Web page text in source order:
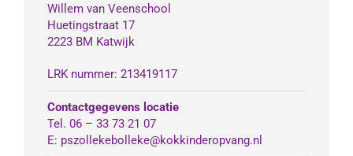
Willem van Veenschool
Huetingstraat 17
2223 BM Katwijk
LRK nummer: 213419117
Contactgegevens locatie
Tel. 06 – 33 73 21 07
E: pszollekebolleke@kokkinderopvang.nl